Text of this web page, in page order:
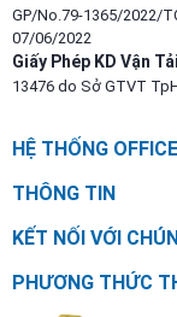
GP/No.79-1365/2022/
07/06/2022
Giấy Phép KD Vận
13476 do Sở GTVT
HỆ THỐNG OFFICE
THÔNG TIN
KẾT NỐI VỚI
PHƯƠNG THỨC